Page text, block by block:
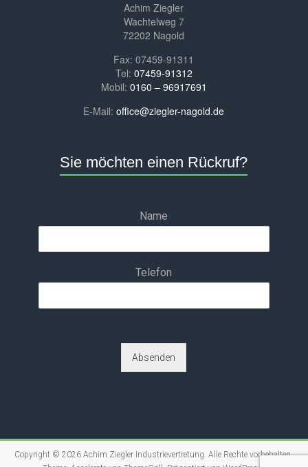
Achim Ziegler
Wachtelweg 7
72202 Nagold
Fax: 07459-91311
Tel: 07459-91312
Mobil: 0160 – 96917691
E-Mail:office@ziegler-nagold.de
Sie möchten einen Rückruf?
Name
Telefon
Absenden
Copyright © 2026Achim Ziegler Industrievertretung. Alle Rechte vorbehalten.